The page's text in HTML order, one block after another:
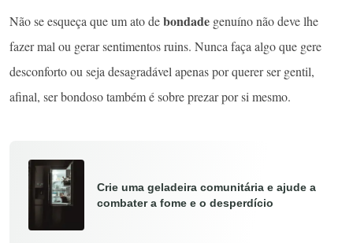
Não se esqueça que um ato debondade genuíno não deve lhe
fazer mal ou gerar sentimentos ruins. Nunca faça algo que gere
desconforto ou seja desagradável apenas por querer ser gentil,
afinal, ser bondosotambém é sobre prezar por si mesmo.
Crie uma geladeira comunitária e ajude a
combater a fome e o desperdício